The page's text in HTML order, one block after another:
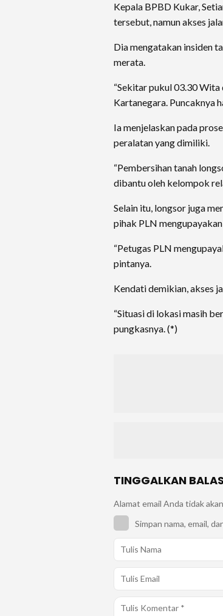
Kepala BPBD Kukar,
tersebut, namun akses
Dia mengatakan insiden
merata.
“Sekitar pukul 03.30
Kartanegara. Puncaknya
Ia menjelaskan pada
peralatan yang dimiliki.
“Pembersihan tanah
dibantu oleh kelompok
Selain itu, longsor juga
pihak PLN
“Petugas PLN
pintanya.
Kendati demikian, akses
“Situasi di lokasi masih
pungkasnya. (*)
TINGGALKAN
Alamat email Anda tidak
Simpan nama, email,